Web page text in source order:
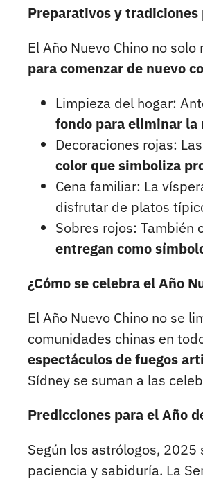
Preparativos y tradiciones
El Año Nuevo Chino no
para comenzar de nuevo
Limpieza del hogar:
fondo para eliminar la
Decoraciones rojas:
color que simboliza
Cena familiar: La
disfrutar de platos
Sobres rojos: También
entregan como
¿Cómo se celebra el Año
El Año Nuevo Chino no se
comunidades chinas en
espectáculos de fuegos
Sídney se suman a las
Predicciones para el Año
Según los astrólogos,
paciencia y sabiduría. La